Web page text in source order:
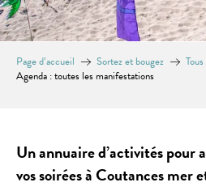
Page d’accueil Sortez et bougez
Agenda : toutes les manifestations
Un annuaire d’activités pour
vos soirées à Coutances mer